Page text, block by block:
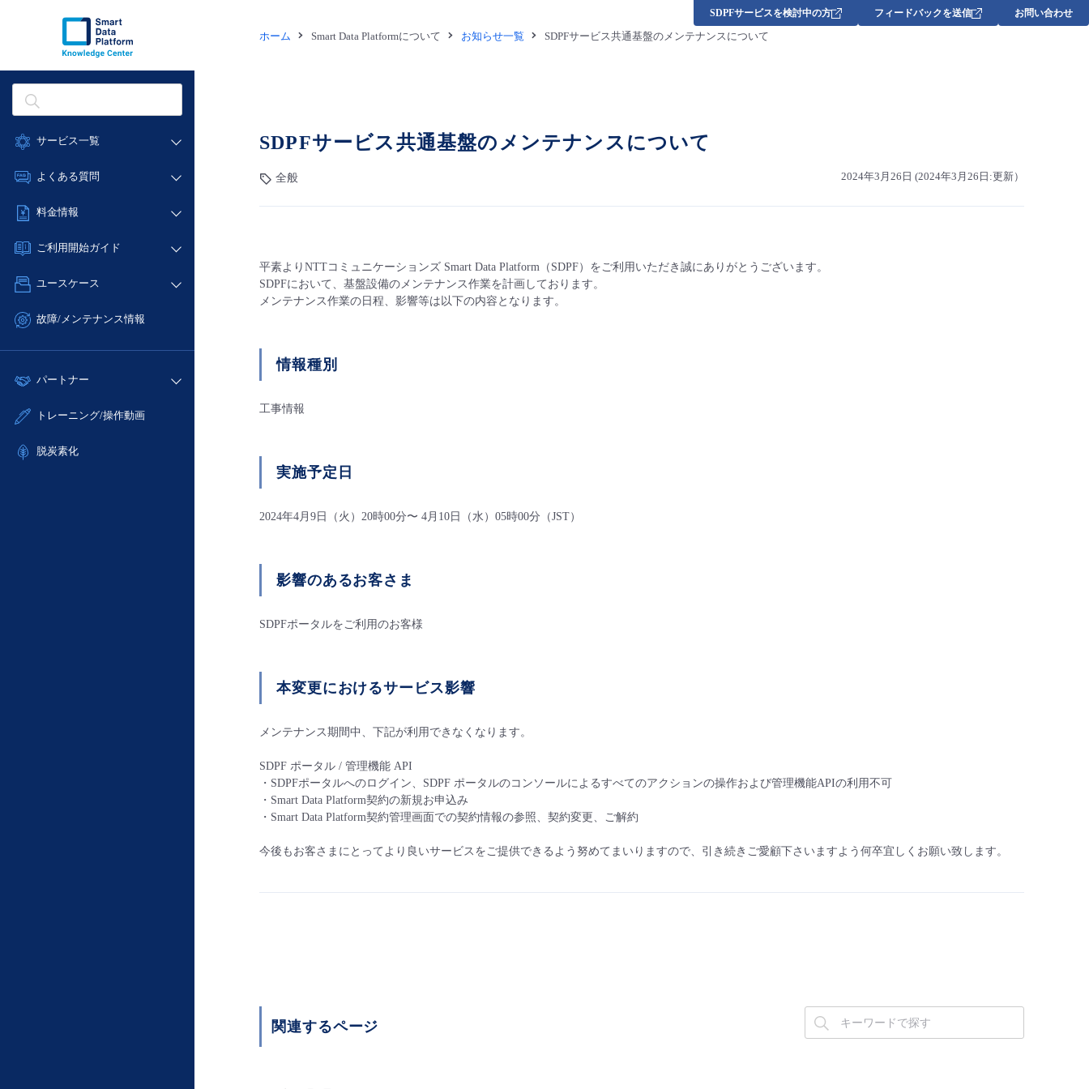
サービス一覧
データ利活用
ネットワーク
IoT
サポート
管理機能
よくある質問
データ利活用
ネットワーク
IoT
サポート
管理機能
すべてのメニューを見る
料金情報
料金シミュレーター
クラウド/サーバー
ネットワーク
サポート
すべてのメニューを見る
ご利用開始ガイド
■ 管理機能
- 初期設定・確認
- ユーザー機能の管理
- APIリファレンス
ユースケース
- バックアップ
- IoT
- ITインフラストラクチャー
故障/メンテナンス情報
サービス稼働状況
故障/メンテナンス履歴
定期メンテナンス
パートナー
販売パートナー向けプログラム
トレーニング/操作動画
脱炭素化
SDPFサービスを検討中の方 フィードバックを送信 お問い合わせ
ホーム Smart Data Platformについて お知らせ一覧 SDPFサービス共通基盤のメンテナンスについて
SDPFサービス共通基盤のメンテナンスについて
全般 2024年3月26日 (2024年3月26日:更新）
平素よりNTTコミュニケーションズ Smart Data Platform（SDPF）をご利用いただき誠にありがとうございます。
SDPFにおいて、基盤設備のメンテナンス作業を計画しております。
メンテナンス作業の日程、影響等は以下の内容となります。
情報種別
工事情報
実施予定日
2024年4月9日（火）20時00分〜 4月10日（水）05時00分（JST）
影響のあるお客さま​
SDPFポータルをご利用のお客様​
本変更におけるサービス影響
メンテナンス期間中、下記が利用できなくなります。
SDPF ポータル / 管理機能 API​
・SDPFポータルへのログイン、SDPF ポータルのコンソールによるすべてのアクションの操作および管理機能APIの利用不可​
・Smart Data Platform契約の新規お申込み​
・Smart Data Platform契約管理画面での契約情報の参照、契約変更、ご解約​
今後もお客さまにとってより良いサービスをご提供できるよう努めてまいりますので、引き続きご愛顧下さいますよう何卒宜しくお願い致します。
関連するページ